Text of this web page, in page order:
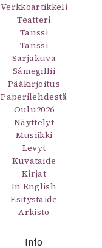
Verkkoartikkeli
Teatteri
Tanssi
Tanssi
Sarjakuva
Sámegillii
Pääkirjoitus
Paperilehdestä
Oulu2026
Näyttelyt
Musiikki
Levyt
Kuvataide
Kirjat
In English
Esitystaide
Arkisto
Info